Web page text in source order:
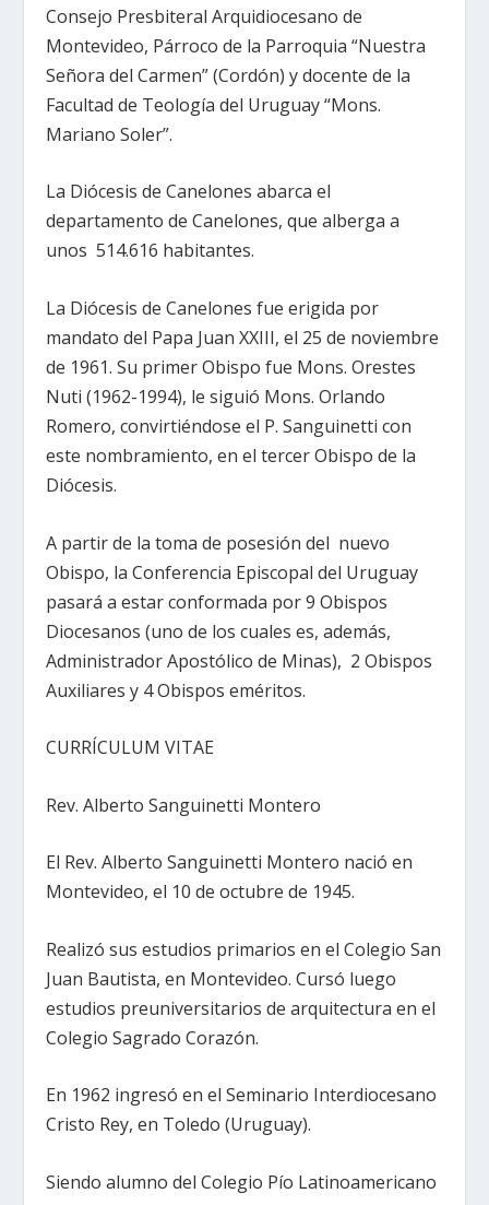
Consejo Presbiteral Arquidiocesano de
Montevideo, Párroco de la Parroquia “Nuestra
Señora del Carmen” (Cordón) y docente de la
Facultad de Teología del Uruguay “Mons.
Mariano Soler”.
La Diócesis de Canelones abarca el
departamento de Canelones, que alberga a
unos 514.616 habitantes.
La Diócesis de Canelones fue erigida por
mandato del Papa Juan XXIII, el 25 de noviembre
de 1961. Su primer Obispo fue Mons. Orestes
Nuti (1962-1994), le siguió Mons. Orlando
Romero, convirtiéndose el P. Sanguinetti con
este nombramiento, en el tercer Obispo de la
Diócesis.
A partir de la toma de posesión del nuevo
Obispo, la Conferencia Episcopal del Uruguay
pasará a estar conformada por 9 Obispos
Diocesanos (uno de los cuales es, además,
Administrador Apostólico de Minas), 2 Obispos
Auxiliares y 4 Obispos eméritos.
CURRÍCULUM VITAE
Rev. Alberto Sanguinetti Montero
El Rev. Alberto Sanguinetti Montero nació en
Montevideo, el 10 de octubre de 1945.
Realizó sus estudios primarios en el Colegio San
Juan Bautista, en Montevideo. Cursó luego
estudios preuniversitarios de arquitectura en el
Colegio Sagrado Corazón.
En 1962 ingresó en el Seminario Interdiocesano
Cristo Rey, en Toledo (Uruguay).
Siendo alumno del Colegio Pío Latinoamericano